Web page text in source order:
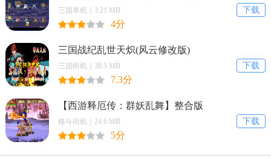
下载
三国单机｜3.21 MB
4分
三国战纪乱世天炽(风云修改版)
下载
三国街机｜38.5 MB
7.3分
【西游释厄传：群妖乱舞】整合版
下载
格斗街机｜24.6 MB
5分